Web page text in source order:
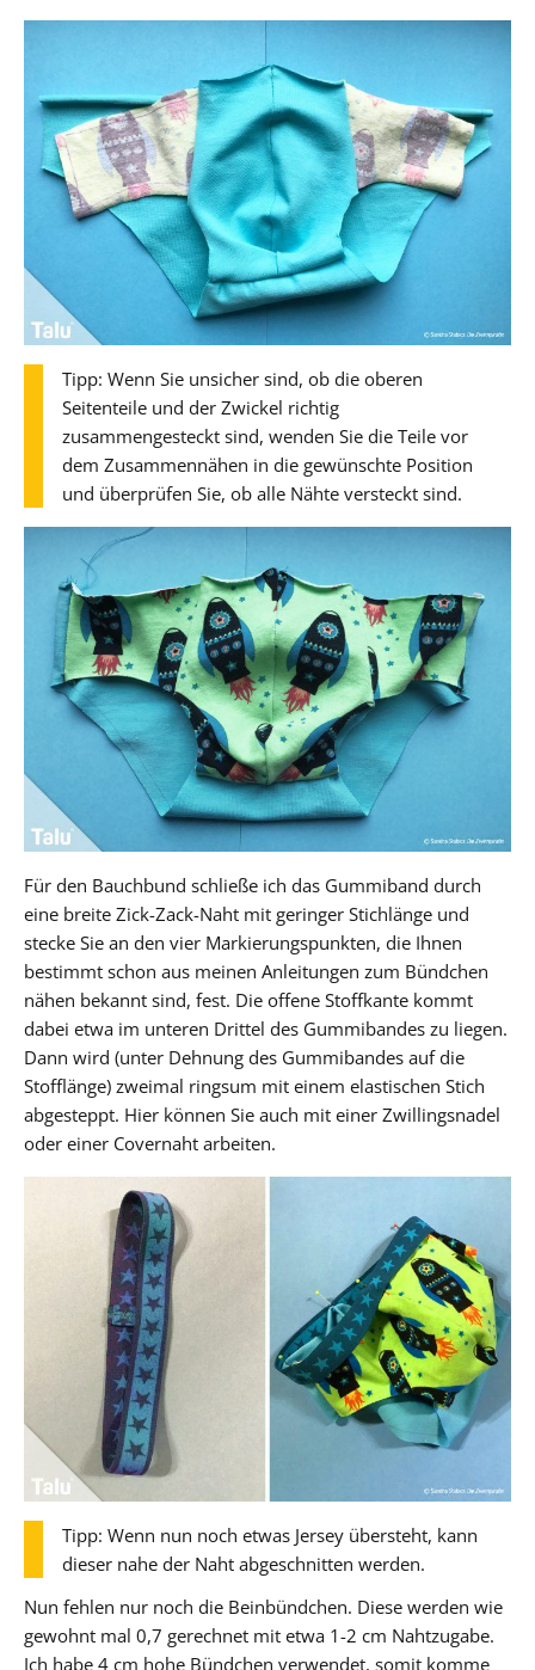
Tipp: Wenn Sie unsicher sind, ob die oberen
Seitenteile und der Zwickel richtig
zusammengesteckt sind, wenden Sie die Teile vor
dem Zusammennähen in die gewünschte Position
und überprüfen Sie, ob alle Nähte versteckt sind.
Für den Bauchbund schließe ich das Gummiband durch
eine breite Zick-Zack-Naht mit geringer Stichlänge und
stecke Sie an den vier Markierungspunkten, die Ihnen
bestimmt schon aus meinen Anleitungen zum Bündchen
nähen bekannt sind, fest. Die offene Stoffkante kommt
dabei etwa im unteren Drittel des Gummibandes zu liegen.
Dann wird (unter Dehnung des Gummibandes auf die
Stofflänge) zweimal ringsum mit einem elastischen Stich
abgesteppt. Hier können Sie auch mit einer Zwillingsnadel
oder einer Covernaht arbeiten.
Tipp: Wenn nun noch etwas Jersey übersteht, kann
dieser nahe der Naht abgeschnitten werden.
Nun fehlen nur noch die Beinbündchen. Diese werden wie
gewohnt mal 0,7 gerechnet mit etwa 1-2 cm Nahtzugabe.
Ich habe 4 cm hohe Bündchen verwendet, somit komme